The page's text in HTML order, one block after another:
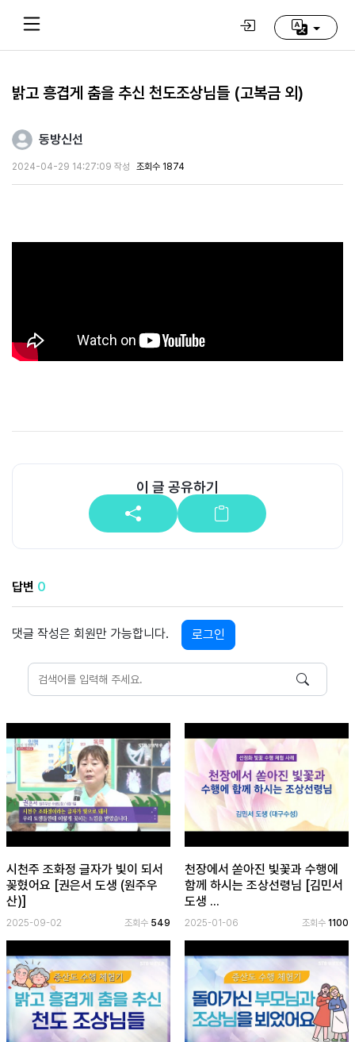
(current)
동
방
교
영
상
정
판
모
아
기
로
그
인
하
밝고 흥겹게 춤을 추신 천도조상님들 (고복금 외)
동방신선
2024-04-29 14:27:09 작성 조회수 1874
이 글 공유하기
답변 0
댓글 작성은 회원만 가능합니다. 로그인
시천주 조화정 글자가 빛이 되서
꽂혔어요 [권은서 도생 (원주우
산)]
2025-09-02 조회수 549
천장에서 쏟아진 빛꽃과 수행에
함께 하시는 조상선령님 [김민서
도생 ...
2025-01-06 조회수 1100